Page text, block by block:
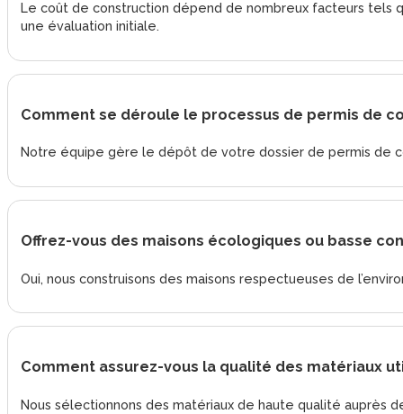
Le coût de construction dépend de nombreux facteurs tels
une évaluation initiale.
Comment se déroule le processus de permis de
Notre équipe gère le dépôt de votre dossier de permis de
Offrez-vous des maisons écologiques ou basse
Oui, nous construisons des maisons respectueuses de
Comment assurez-vous la qualité des matériaux
Nous sélectionnons des matériaux de haute qualité auprès